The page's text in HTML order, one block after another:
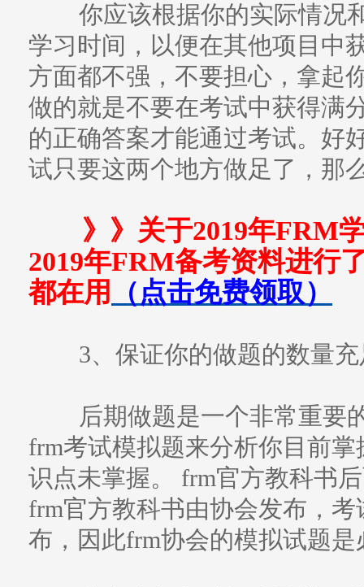
你应该根据你的实际情况
学习时间，以便在其他项目中
方面都不强，不要担心，拿起
做的就是不要在考试中获得满
的正确答案才能通过考试。好
试只要这两个地方做足了，那
》》关于2019年FRM
2019年FRM备考资料进行
都在用
（点击免费领取）
3、保证你的做题的数量充
后期做题是一个非常重要
frm考试模拟题来分析你目前
识点未掌握。 frm官方教科书
frm官方教科书由协会发布，考
布，因此frm协会的模拟试题